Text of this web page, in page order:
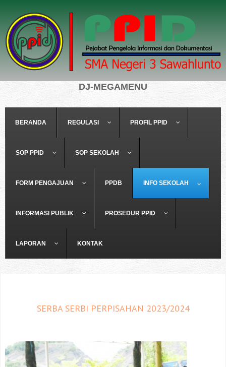
DJ-MEGAMENU
BERANDA REGULASI PROFIL PPID
SOP PPID SOP SEKOLAH
FORM PENGAJUAN PPDB INFO SEKOLAH
INFORMASI PUBLIK PROSEDUR PPID
LAPORAN KONTAK
SERBA SERBI PERPISAHAN 2023/2024